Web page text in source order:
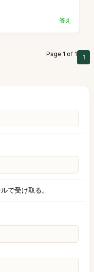
答え
Page 1 of 1 1
で受け取る。